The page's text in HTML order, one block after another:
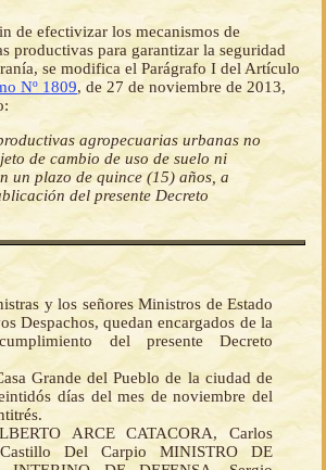
de efectivizar los mecanismos de
productivas para garantizar la seguridad
se modifica el Parágrafo I del Artículo
Nº 1809, de 27 de noviembre de 2013,
agropecuarias urbanas no
de cambio de uso de suelo ni
un plazo de quince (15) años, a
del presente Decreto
y los señores Ministros de Estado
Despachos, quedan encargados de la
del presente Decreto
Grande del Pueblo de la ciudad de
días del mes de noviembre del
ARCE CATACORA, Carlos
Del Carpio MINISTRO DE